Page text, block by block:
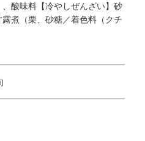
酸味料【冷やしぜんざい】砂
煮（栗、砂糖／着色料（クチ